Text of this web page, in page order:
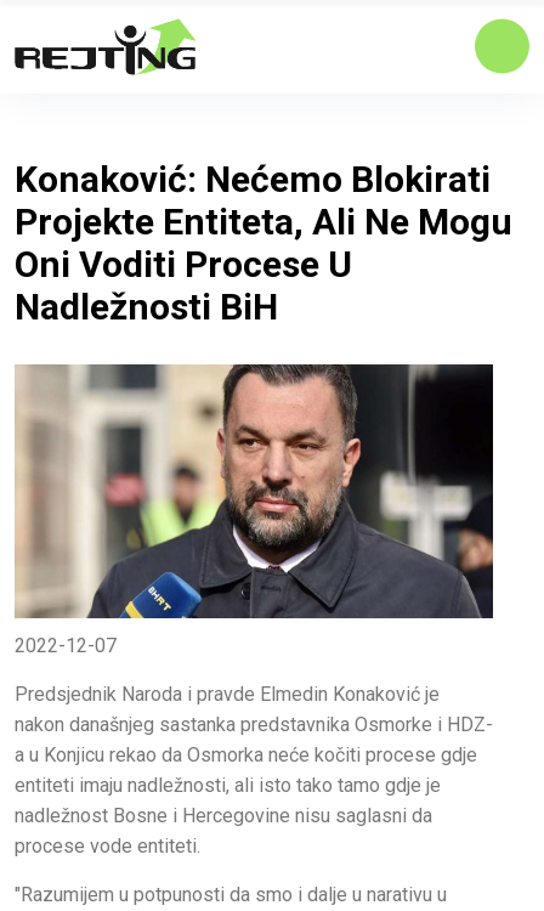
Konaković: Nećemo Blokirati
Projekte Entiteta, Ali Ne Mogu
Oni Voditi Procese U
Nadležnosti BiH
2022-12-07
Predsjednik Naroda i pravde Elmedin Konaković je
nakon današnjeg sastanka predstavnika Osmorke i HDZ-
a u Konjicu rekao da Osmorka neće kočiti procese gdje
entiteti imaju nadležnosti, ali isto tako tamo gdje je
nadležnost Bosne i Hercegovine nisu saglasni da
procese vode entiteti.
"Razumijem u potpunosti da smo i dalje u narativu u